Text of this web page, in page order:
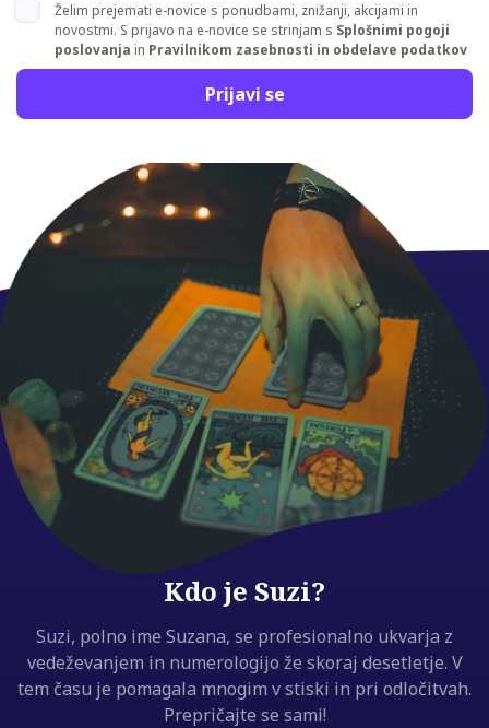
Želim prejemati e-novice s ponudbami, znižanji, akcijami in
novostmi. S prijavo na e-novice se strinjam s Splošnimi pogoji
poslovanja in Pravilnikom zasebnosti in obdelave podatkov
Kdo je Suzi?
Suzi, polno ime Suzana, se profesionalno ukvarja z
vedeževanjem in numerologijo že skoraj desetletje. V
tem času je pomagala mnogim v stiski in pri odločitvah.
Prepričajte se sami!